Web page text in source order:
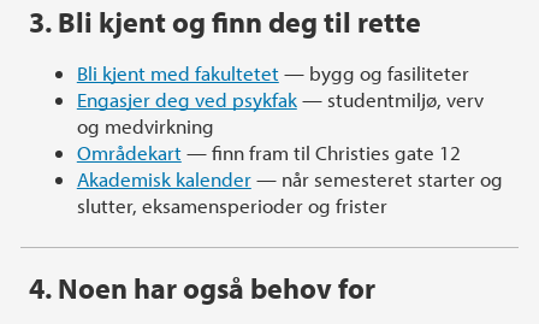
3. Bli kjent og finn deg til rette
Bli kjent med fakultetet— bygg og fasiliteter
Engasjer deg ved psykfak— studentmiljø, verv
og medvirkning
Områdekart— finn fram til Christies gate 12
Akademisk kalender— når semesteret starter og
slutter, eksamensperioder og frister
4. Noen har også behov for